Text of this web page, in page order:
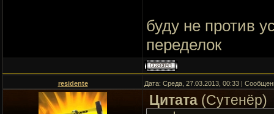
буду не против
переделок
residente Дата: Среда, 27.03.2013, 00:33 |
Цитата (Сутенёр)